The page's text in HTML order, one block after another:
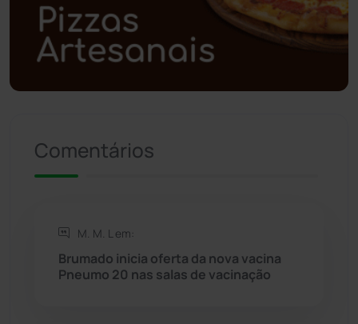
Polícia Militar (27)
Rio do Antônio
Comentários
M. M. L em:
Brumado inicia oferta da nova vacina
Pneumo 20 nas salas de vacinação